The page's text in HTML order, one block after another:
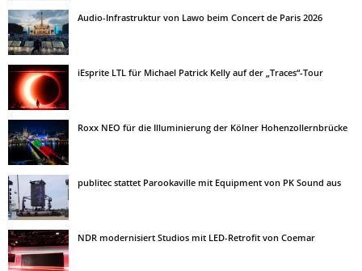
Audio-Infrastruktur von Lawo beim Concert de Paris 2026
iEsprite LTL für Michael Patrick Kelly auf der „Traces“-Tour
Roxx NEO für die Illuminierung der Kölner Hohenzollernbrücke
publitec stattet Parookaville mit Equipment von PK Sound aus
NDR modernisiert Studios mit LED-Retrofit von Coemar